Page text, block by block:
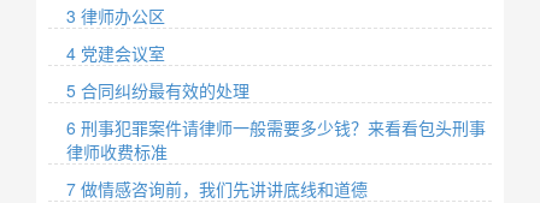
3 律师办公区
4 党建会议室
5 合同纠纷最有效的处理
6 刑事犯罪案件请律师一般需要多少钱？来看看包头刑事
律师收费标准
7 做情感咨询前，我们先讲讲底线和道德